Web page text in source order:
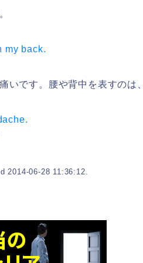
my back.
いです。腰や背中を表すのは
2014-06-28 11:36:12.